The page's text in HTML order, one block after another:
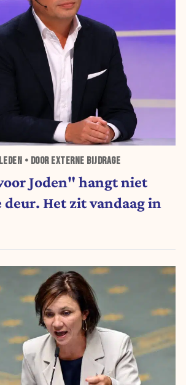
• DOOR EXTERNE BIJDRAGE
Joden" hangt niet
deur. Het zit vandaag in